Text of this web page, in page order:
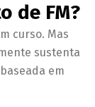
de FM?
curso. Mas
sustenta
em